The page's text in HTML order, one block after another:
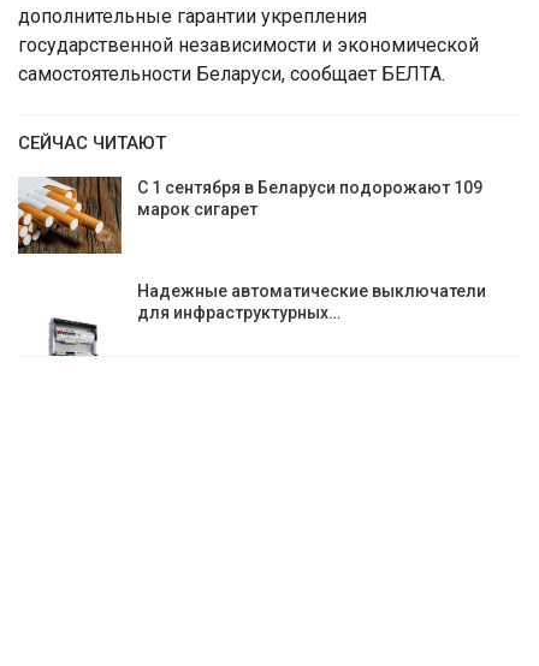
дополнительные гарантии укрепления
государственной независимости и экономической
самостоятельности Беларуси, сообщает БЕЛТА.
СЕЙЧАС ЧИТАЮТ
С 1 сентября в Беларуси подорожают 109
марок сигарет
Надежные автоматические выключатели
для инфраструктурных…